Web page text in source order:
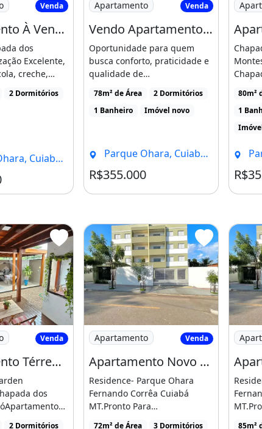
Imóvel sujeito a
Venda
Apartamento À Venda Térreo com 2 Quartos Chapada dos Montes
dos
Excelente,
creche,
2 Dormitórios
Cuiabá - MT
Apartamento Venda
Vendo Apartamento Garden no Chapada dos Montes Codigo 264668
Oportunidade para quem
busca conforto, praticidade e
qualidade de
vida!Apartamento tipo
Garden no Condomínio [...]
78m² de Área
2 Dormitórios
1 Banheiro
Imóvel novo
Parque Ohara, Cuiabá - MT
R$355.000 Condomínio R$387
à
80m²
1
Térreo com Garden Duplo no
Venda
Apartamento Térreo com Garden Duplo no Coxipó Codigo 264695
dos
com
2 Dormitórios
Imagem: Apartamento Novo no
Apartamento Venda
Apartamento Novo no Parque Ohara - Condominio Fechado
Residence- Parque Ohara
Fernando Corrêa Cuiabá
MT.Pronto Para
Morar.Financiamento Até 100
72m² de Área
3 Dormitórios
85m²